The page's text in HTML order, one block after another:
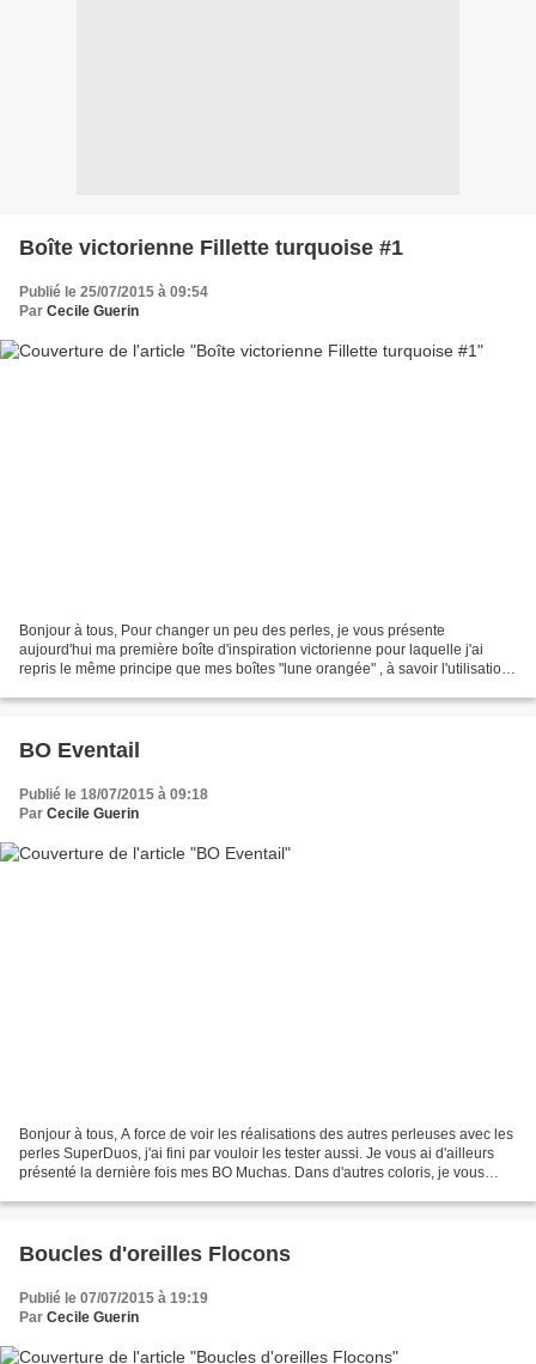
Boîte victorienne Fillette turquoise #1
Publié le 25/07/2015 à 09:54
Par Cecile Guerin
Bonjour à tous, Pour changer un peu des perles, je vous présente
aujourd'hui ma première boîte d'inspiration victorienne pour laquelle j'ai
repris le même principe que mes boîtes "lune orangée" , à savoir l'utilisation
BO Eventail
Publié le 18/07/2015 à 09:18
Par Cecile Guerin
Bonjour à tous, A force de voir les réalisations des autres perleuses avec les
perles SuperDuos, j'ai fini par vouloir les tester aussi. Je vous ai d'ailleurs
présenté la dernière fois mes BO Muchas. Dans d'autres coloris, je vous
Boucles d'oreilles Flocons
Publié le 07/07/2015 à 19:19
Par Cecile Guerin